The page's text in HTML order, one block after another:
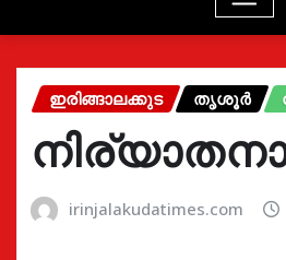
ഇരിങ്ങാലക്കുട തൃശൂർ
irinjalakudatimes.com